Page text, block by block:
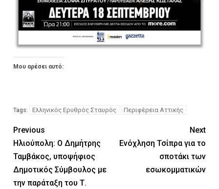
Μου αρέσει αυτό:
Tags: Ελληνικός Ερυθρός Σταυρός Περιφέρεια Αττικής
Previous
Ηλιούπολη: Ο Δημήτρης
Ταμβάκος, υποψήφιος
Δημοτικός Σύμβουλος με
την παράταξη του Τ.
Next
Ενόχληση Τσίπρα για το
σποτάκι των
εσωκομματικών